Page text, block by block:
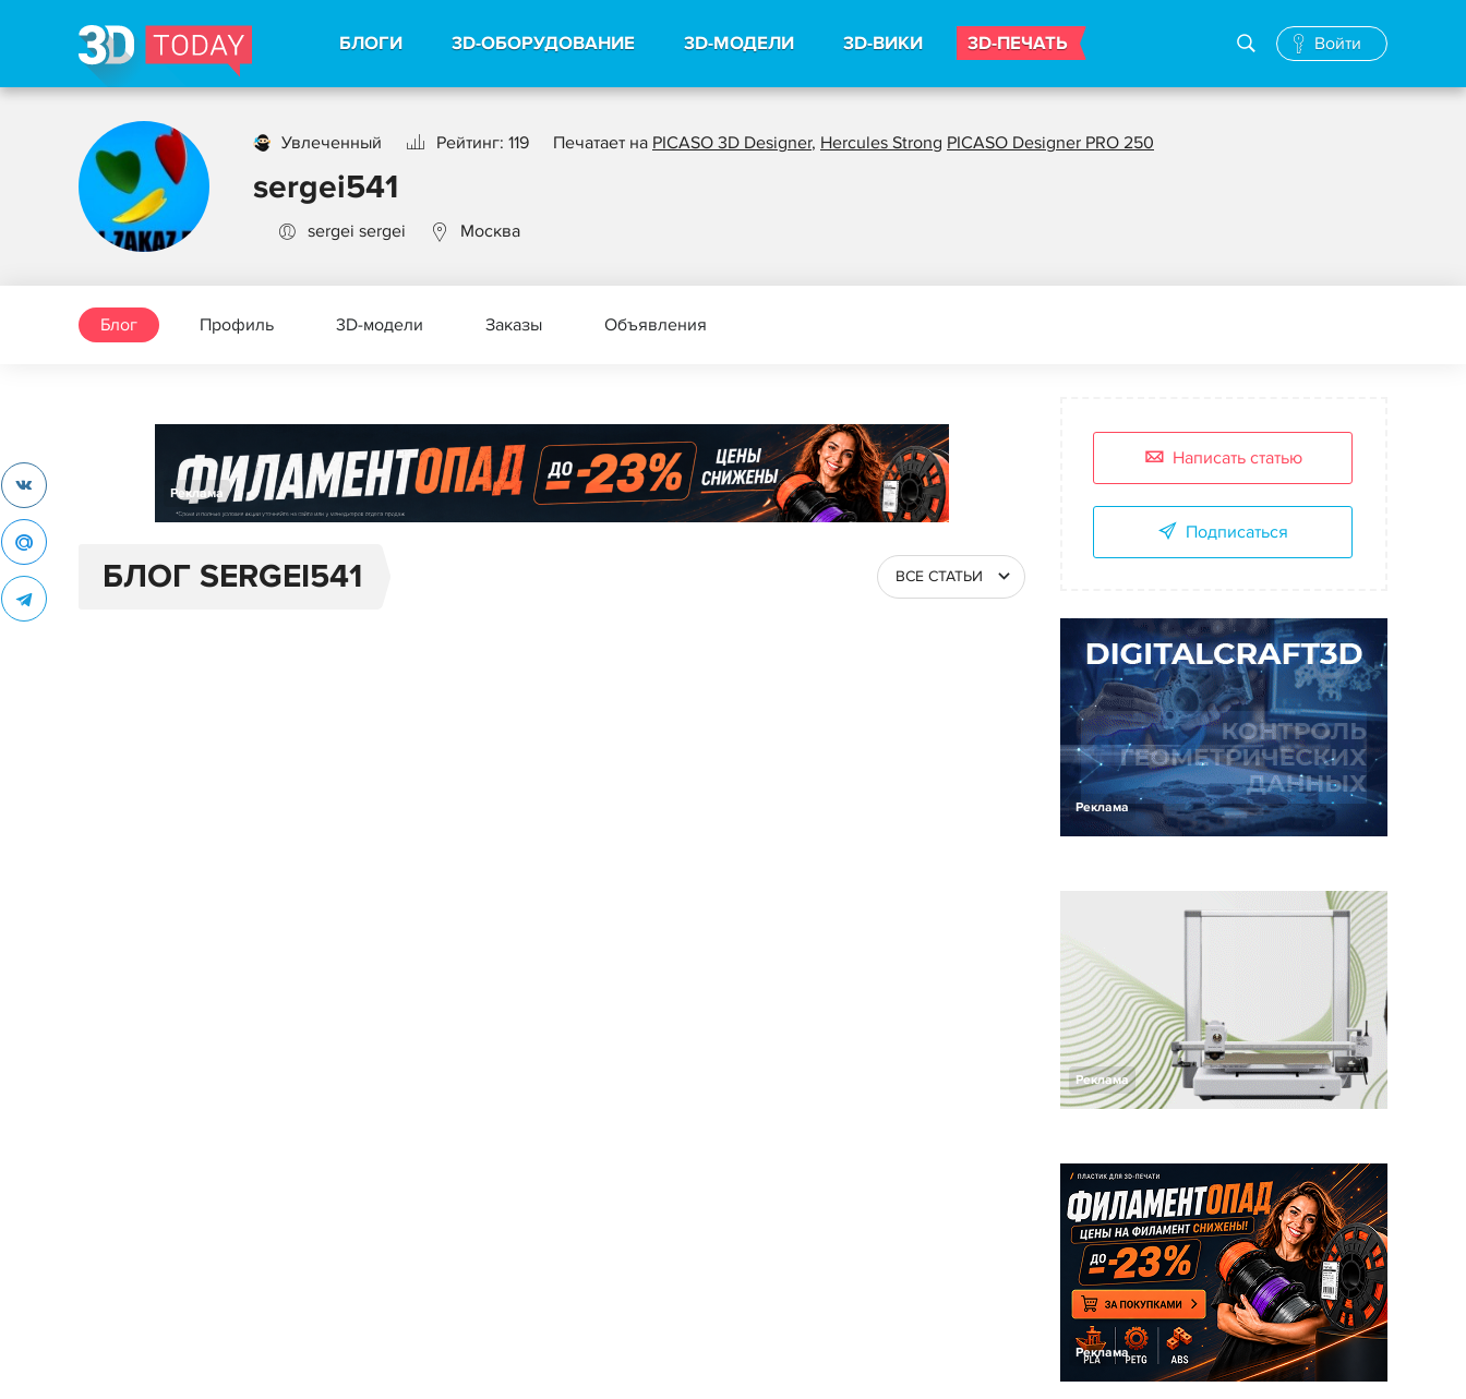
БЛОГИ 3D-ОБОРУДОВАНИЕ 3D-МОДЕЛИ 3D-ВИКИ 3D-ПЕЧАТЬ Войти
Увлеченный Рейтинг: 119 Печатает на PICASO 3D Designer, Hercules Strong PICASO Designer PRO 250
sergei541
sergei sergei Москва
Блог Профиль 3D-модели Заказы Объявления
Реклама
БЛОГ SERGEI541 ВСЕ СТАТЬИ
Написать статью
Подписаться
Реклама
Реклама
Реклама